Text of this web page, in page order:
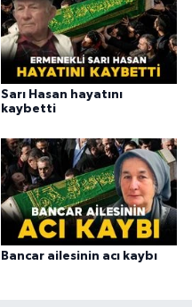
Sarı Hasan hayatını
kaybetti
Bancar ailesinin acı kaybı